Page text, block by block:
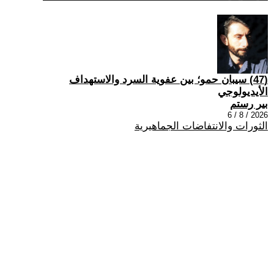
(47) سيبان حمو؛ بين عفوية السرد والاستهداف
الأيديولوجي
بير رستم
2026 / 8 / 6
الثورات والانتفاضات الجماهيرية